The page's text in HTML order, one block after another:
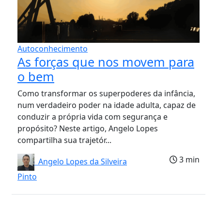
Autoconhecimento
As forças que nos movem para
o bem
Como transformar os superpoderes da infância,
num verdadeiro poder na idade adulta, capaz de
conduzir a própria vida com segurança e
propósito? Neste artigo, Angelo Lopes
compartilha sua trajetór...
Angelo Lopes da Silveira
Pinto
3 min